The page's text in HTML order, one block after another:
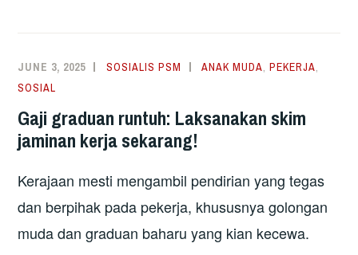
JUNE 3, 2025 SOSIALIS PSM ANAK MUDA,PEKERJA,
SOSIAL
Gaji graduan runtuh: Laksanakan skim
jaminan kerja sekarang!
Kerajaan mesti mengambil pendirian yang tegas
dan berpihak pada pekerja, khususnya golongan
muda dan graduan baharu yang kian kecewa.